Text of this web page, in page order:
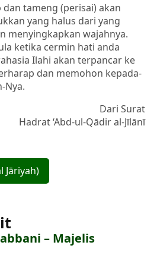
tameng (perisai) akan
yang halus dari yang
menyingkapkan wajahnya.
ketika cermin hati anda
Ilahi akan terpancar ke
dan memohon kepada-
Nya.
Dari Surat
Hadrat ‘Abd-ul-Qādir al-Jīlānī
Jāriyah)
– Majelis